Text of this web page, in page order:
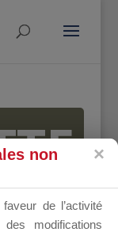
non
de l’activité
des modifications